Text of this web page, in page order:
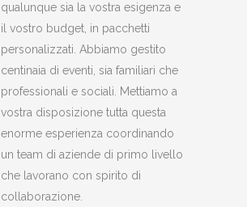
qualunque sia la vostra esigenza e
il vostro budget, in pacchetti
personalizzati. Abbiamo gestito
centinaia di eventi, sia familiari che
professionali e sociali. Mettiamo a
vostra disposizione tutta questa
enorme esperienza coordinando
un team di aziende di primo livello
che lavorano con spirito di
collaborazione.